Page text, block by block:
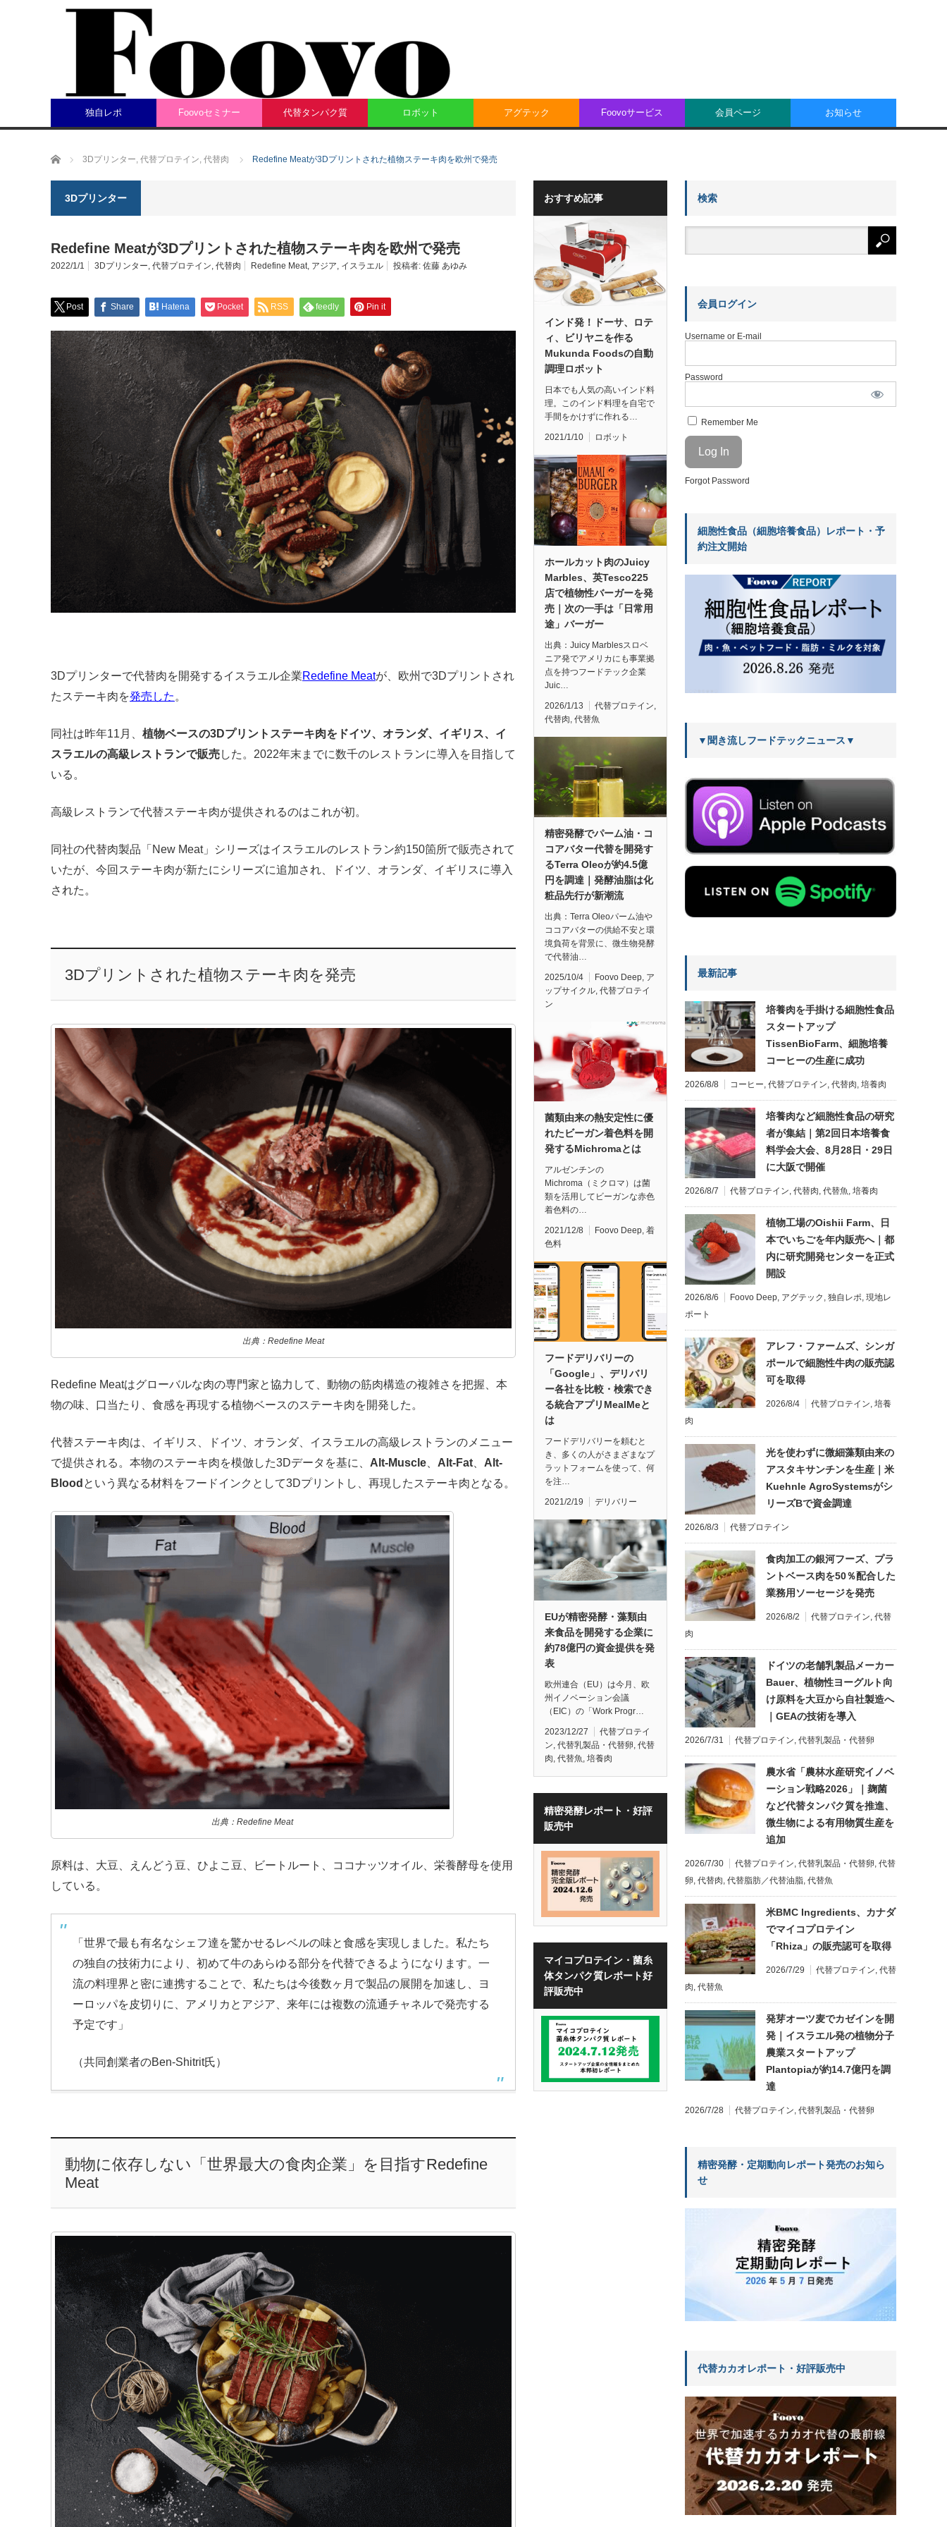
独自レポ Foovoセミナー 代替タンパク質 ロボット アグテック Foovoサービス 会員ページ お知らせ
ホーム 3Dプリンター, 代替プロテイン, 代替肉 Redefine Meatが3Dプリントされた植物ステーキ肉を欧州で発売
3Dプリンター
Redefine Meatが3Dプリントされた植物ステーキ肉を欧州で発売
2022/1/1 3Dプリンター, 代替プロテイン, 代替肉 Redefine Meat, アジア, イスラエル 投稿者: 佐藤 あゆみ
Post Share Hatena Pocket RSS feedly Pin it
3Dプリンターで代替肉を開発するイスラエル企業Redefine Meatが、欧州で3Dプリントされ
たステーキ肉を発売した 。
同社は昨年11月、 植物ベースの3Dプリントステーキ肉をドイツ、オランダ、イギリス、イ
スラエルの高級レストランで販売した。2022年末までに数千のレストランに導入を目指して
いる。
高級レストランで代替ステーキ肉が提供されるのはこれが初。
同社の代替肉製品「New Meat」シリーズはイスラエルのレストラン約150箇所で販売されて
いたが、今回ステーキ肉が新たにシリーズに追加され、ドイツ、オランダ、イギリスに導入
された。
3Dプリントされた植物ステーキ肉を発売
出典：Redefine Meat
Redefine Meatはグローバルな肉の専門家と協力して、動物の筋肉構造の複雑さを把握、本
物の味、口当たり、食感を再現する植物ベースのステーキ肉を開発した。
代替ステーキ肉は、イギリス、ドイツ、オランダ、イスラエルの高級レストランのメニュー
で提供される。本物のステーキ肉を模倣した3Dデータを基に、 Alt-Muscle Alt-Fat
Alt-
Blood という異なる材料をフードインクとして3Dプリントし、再現したステーキ肉となる。
出典：Redefine Meat
原料は、大豆、えんどう豆、ひよこ豆、ビートルート、ココナッツオイル、栄養酵母を使用
している。
「世界で最も有名なシェフ達を驚かせるレベルの味と食感を実現しました。私たち
の独自の技術力により、初めて牛のあらゆる部分を代替できるようになります。一
流の料理界と密に連携することで、私たちは今後数ヶ月で製品の展開を加速し、ヨ
ーロッパを皮切りに、アメリカとアジア、来年には複数の流通チャネルで発売する
予定です」
（共同創業者のBen-Shitrit氏）
動物に依存しない「世界最大の食肉企業」を目指すRedefine
Meat
おすすめ記事
インド発！ドーサ、ロテ
ィ、ビリヤニを作る
Mukunda Foodsの自動
調理ロボット
日本でも人気の高いインド料
理。このインド料理を自宅で
手間をかけずに作れる…
2021/1/10 ロボット
ホールカット肉のJuicy
Marbles、英Tesco225
店で植物性バーガーを発
売｜次の一手は「日常用
途」バーガー
出典：Juicy Marblesスロベ
ニア発でアメリカにも事業拠
点を持つフードテック企業
Juic…
2026/1/13 代替プロテイン
代替肉 代替魚
精密発酵でパーム油・コ
コアバター代替を開発す
るTerra Oleoが約4.5億
円を調達｜発酵油脂は化
粧品先行が新潮流
出典：Terra Oleoパーム油や
ココアバターの供給不安と環
境負荷を背景に、微生物発酵
で代替油…
2025/10/4 Foovo Deep ア
ップサイクル 代替プロテイ
ン
菌類由来の熱安定性に優
れたビーガン着色料を開
発するMichromaとは
アルゼンチンの
Michroma（ミクロマ）は菌
類を活用してビーガンな赤色
着色料の…
2021/12/8 Foovo Deep, 着
色料
フードデリバリーの
「Google」、デリバリ
ー各社を比較・検索でき
る統合アプリMealMeと
は
フードデリバリーを頼むと
き、多くの人がさまざまなプ
ラットフォームを使って、何
を注…
2021/2/19 デリバリー
EUが精密発酵・藻類由
来食品を開発する企業に
約78億円の資金提供を発
表
欧州連合（EU）は今月、欧
州イノベーション会議
（EIC）の「Work Progr…
2023/12/27
代替プロテイ
ン, 代替乳製品・代替卵, 代替
肉, 代替魚, 培養肉
精密発酵レポート・好評
販売中
マイコプロテイン・菌糸
体タンパク質レポート好
評販売中
検索
会員ログイン
Username or E-mail
Password
Remember Me
Forgot Password
細胞性食品（細胞培養食品）レポート・予
約注文開始
▼聞き流しフードテックニュース▼
最新記事
培養肉を手掛ける細胞性食品
スタートアップ
TissenBioFarm、細胞培養
コーヒーの生産に成功
2026/8/8 コーヒー 代替プロテイン 代替肉 培養肉
培養肉など細胞性食品の研究
者が集結｜第2回日本培養食
料学会大会、8月28日・29日
に大阪で開催
2026/8/7 代替プロテイン 代替肉 代替魚 培養肉
植物工場のOishii Farm、日
本でいちごを年内販売へ｜都
内に研究開発センターを正式
開設
2026/8/6 Foovo Deep アグテック 独自レポ 現地レ
ポート
アレフ・ファームズ、シンガ
ポールで細胞性牛肉の販売認
可を取得
2026/8/4 代替プロテイン 培養
肉
光を使わずに微細藻類由来の
アスタキサンチンを生産｜米
Kuehnle AgroSystemsがシ
リーズBで資金調達
2026/8/3 代替プロテイン
食肉加工の銀河フーズ、プラ
ントベース肉を50％配合した
業務用ソーセージを発売
2026/8/2 代替プロテイン 代替
肉
ドイツの老舗乳製品メーカー
Bauer、植物性ヨーグルト向
け原料を大豆から自社製造へ
｜GEAの技術を導入
2026/7/31 代替プロテイン 代替乳製品・代替卵
農水省「農林水産研究イノベ
ーション戦略2026」｜麹菌
など代替タンパク質を推進、
微生物による有用物質生産を
追加
2026/7/30 代替プロテイン 代替乳製品・代替卵 代替
卵 代替肉 代替脂肪／代替油脂 代替魚
米BMC Ingredients、カナダ
でマイコプロテイン
「Rhiza」の販売認可を取得
2026/7/29 代替プロテイン 代替
肉 代替魚
発芽オーツ麦でカゼインを開
発｜イスラエル発の植物分子
農業スタートアップ
Plantopiaが約14.7億円を調
達
2026/7/28 代替プロテイン 代替乳製品・代替卵
精密発酵・定期動向レポート発売のお知ら
せ
代替カカオレポート・好評販売中